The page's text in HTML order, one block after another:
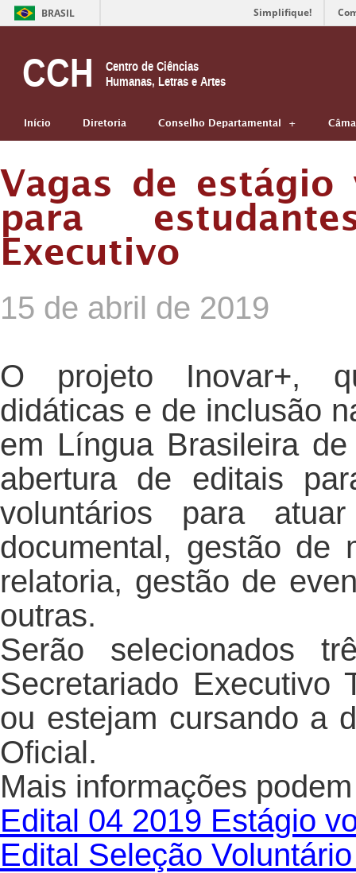
BRASIL Simplifique!
CCH
Centro de Ciências
Humanas, Letras e Artes
Início Diretoria Conselho Departamental
Vagas de
para
Executivo
15 de abril de 2019
O projeto Inovar+,
didáticas e de inclusão
em Língua Brasileira
abertura de editais
voluntários para
documental, gestão de
relatoria, gestão de
outras.
Serão selecionados
Secretariado Executivo
ou estejam cursando a
Oficial.
Mais informações
Edital 04 2019 Estágio
Edital Seleção